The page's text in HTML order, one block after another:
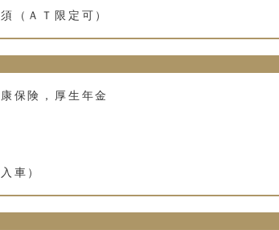
（ＡＴ限定可）
保険，厚生年金
車）